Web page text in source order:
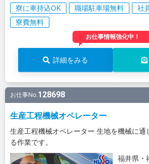
寮に車持込OK
職場駐車場無料
社
寮費無料
お仕事情報強化中！
詳細をみる
お仕事No.128698
生産工程機械オペレーター
生産工程機械オペレーター 生地を機械に通
る作業です。
福井県・